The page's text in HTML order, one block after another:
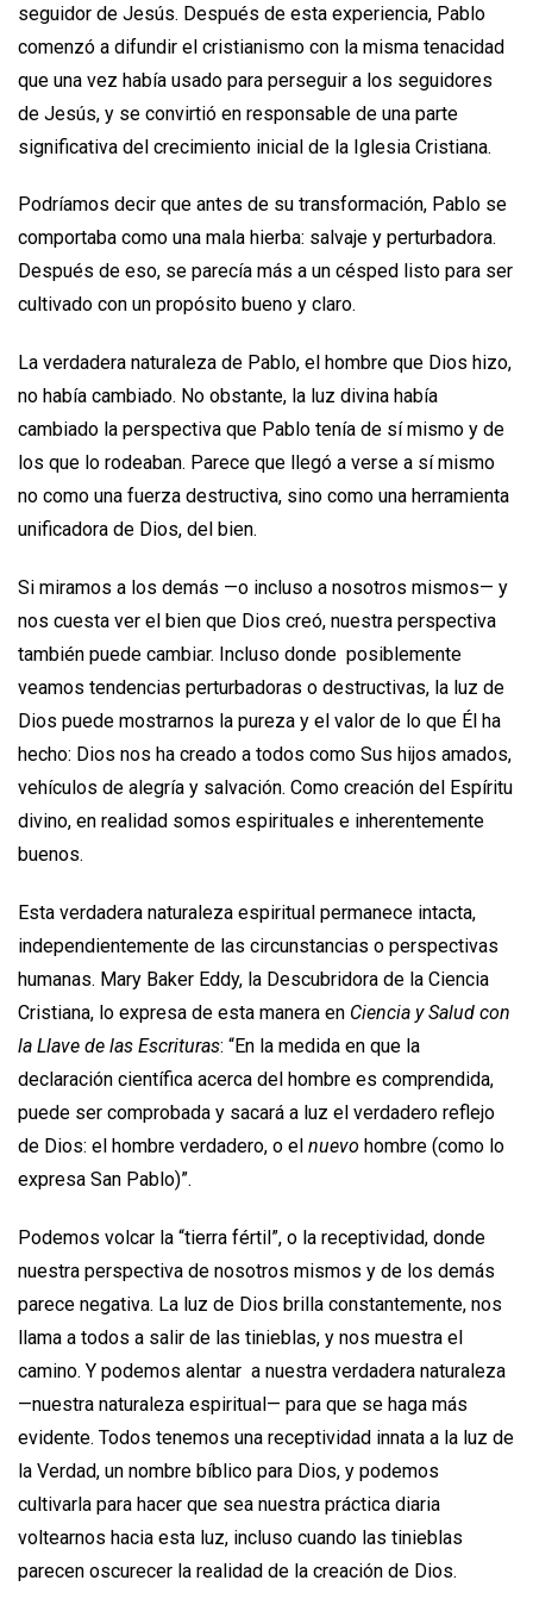
seguidor de Jesús. Después de esta experiencia, Pablo
comenzó a difundir el cristianismo con la misma tenacidad
que una vez había usado para perseguir a los seguidores
de Jesús, y se convirtió en responsable de una parte
significativa del crecimiento inicial de la Iglesia Cristiana.
Podríamos decir que antes de su transformación, Pablo se
comportaba como una mala hierba: salvaje y perturbadora.
Después de eso, se parecía más a un césped listo para ser
cultivado con un propósito bueno y claro.
La verdadera naturaleza de Pablo, el hombre que Dios hizo,
no había cambiado. No obstante, la luz divina había
cambiado la perspectiva que Pablo tenía de sí mismo y de
los que lo rodeaban. Parece que llegó a verse a sí mismo
no como una fuerza destructiva, sino como una herramienta
unificadora de Dios, del bien.
Si miramos a los demás —o incluso a nosotros mismos— y
nos cuesta ver el bien que Dios creó, nuestra perspectiva
también puede cambiar. Incluso donde posiblemente
veamos tendencias perturbadoras o destructivas, la luz de
Dios puede mostrarnos la pureza y el valor de lo que Él ha
hecho: Dios nos ha creado a todos como Sus hijos amados,
vehículos de alegría y salvación. Como creación del Espíritu
divino, en realidad somos espirituales e inherentemente
buenos.
Esta verdadera naturaleza espiritual permanece intacta,
independientemente de las circunstancias o perspectivas
humanas. Mary Baker Eddy, la Descubridora de la Ciencia
Cristiana, lo expresa de esta manera en Ciencia y Salud con
la Llave de las Escrituras: “En la medida en que la
declaración científica acerca del hombre es comprendida,
puede ser comprobada y sacará a luz el verdadero reflejo
de Dios: el hombre verdadero, o el nuevo hombre (como lo
expresa San Pablo)”.
Podemos volcar la “tierra fértil”, o la receptividad, donde
nuestra perspectiva de nosotros mismos y de los demás
parece negativa. La luz de Dios brilla constantemente, nos
llama a todos a salir de las tinieblas, y nos muestra el
camino. Y podemos alentar a nuestra verdadera naturaleza
—nuestra naturaleza espiritual— para que se haga más
evidente. Todos tenemos una receptividad innata a la luz de
la Verdad, un nombre bíblico para Dios, y podemos
cultivarla para hacer que sea nuestra práctica diaria
voltearnos hacia esta luz, incluso cuando las tinieblas
parecen oscurecer la realidad de la creación de Dios.